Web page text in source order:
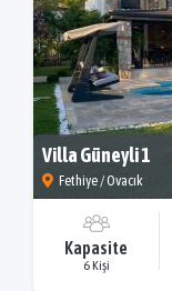
Villa Güneyli 1
Fethiye / Ovacık
Kapasite
6 Kişi